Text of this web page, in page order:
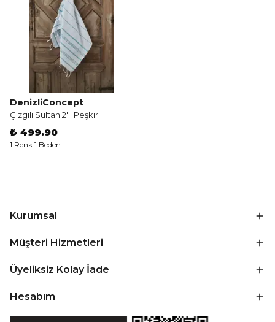
DenizliConcept
Çizgili Sultan 2'li Peşkir
₺ 499.90
1 Renk 1 Beden
Kurumsal
Müşteri Hizmetleri
Üyeliksiz Kolay İade
Hesabım